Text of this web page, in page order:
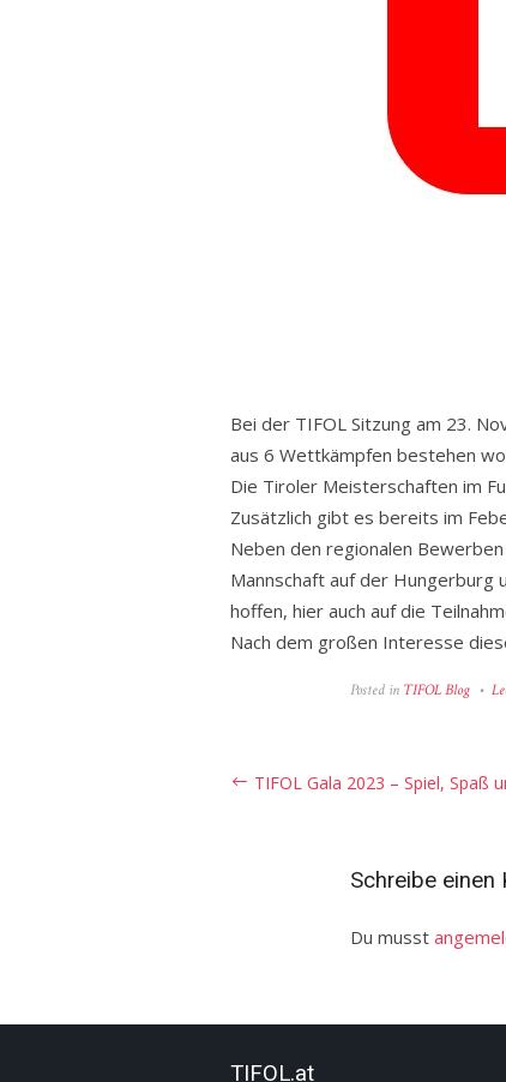
Bei der TIFOL Sitzung am 23.
aus 6 Wettkämpfen bestehen
Die Tiroler Meisterschaften im
Zusätzlich gibt es bereits im
Neben den regionalen
Mannschaft auf der Hungerburg
hoffen, hier auch auf die
Nach dem großen Interesse
Posted in TIFOL Blog
Beitragsnavigation
TIFOL Gala 2023 – Spiel, Spaß
Schreibe einen
Du musst
TIFOL.at